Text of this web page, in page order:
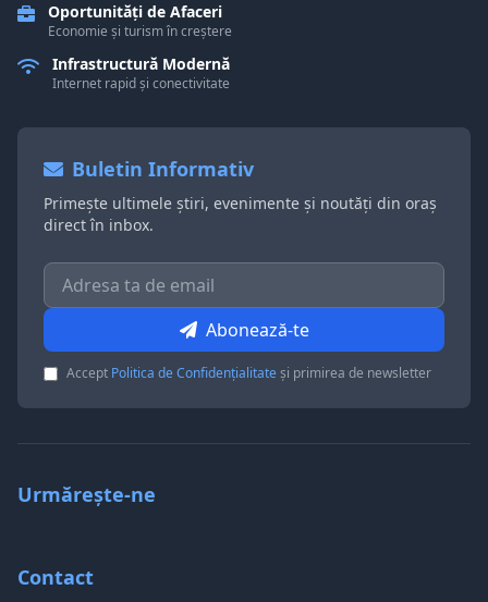
Oportunități de Afaceri
Economie și turism în creștere
Infrastructură Modernă
Internet rapid și conectivitate
Buletin Informativ
Primește ultimele știri, evenimente și noutăți din oraș
direct în inbox.
Abonează-te
Accept Politica de Confidențialitateși primirea de newsletter
Urmărește-ne
Contact